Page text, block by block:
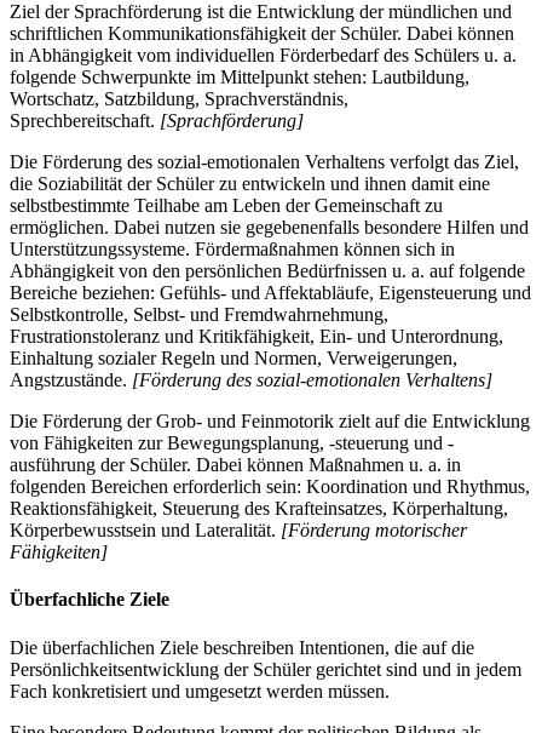
Ziel der Sprachförderung ist die Entwicklung der mündlichen und
schriftlichen Kommunikationsfähigkeit der Schüler. Dabei können
in Abhängigkeit vom individuellen Förderbedarf des Schülers u. a.
folgende Schwerpunkte im Mittelpunkt stehen: Lautbildung,
Wortschatz, Satzbildung, Sprachverständnis,
Sprechbereitschaft. [Sprachförderung]
Die Förderung des sozial-emotionalen Verhaltens verfolgt das Ziel,
die Soziabilität der Schüler zu entwickeln und ihnen damit eine
selbstbestimmte Teilhabe am Leben der Gemeinschaft zu
ermöglichen. Dabei nutzen sie gegebenenfalls besondere Hilfen und
Unterstützungssysteme. Fördermaßnahmen können sich in
Abhängigkeit von den persönlichen Bedürfnissen u. a. auf folgende
Bereiche beziehen: Gefühls- und Affektabläufe, Eigensteuerung und
Selbstkontrolle, Selbst- und Fremdwahrnehmung,
Frustrationstoleranz und Kritikfähigkeit, Ein- und Unterordnung,
Einhaltung sozialer Regeln und Normen, Verweigerungen,
Angstzustände. [Förderung des sozial-emotionalen Verhaltens]
Die Förderung der Grob- und Feinmotorik zielt auf die Entwicklung
von Fähigkeiten zur Bewegungsplanung, -steuerung und -
ausführung der Schüler. Dabei können Maßnahmen u. a. in
folgenden Bereichen erforderlich sein: Koordination und Rhythmus,
Reaktionsfähigkeit, Steuerung des Krafteinsatzes, Körperhaltung,
Körperbewusstsein und Lateralität. [Förderung motorischer
Fähigkeiten]
Überfachliche Ziele
Die überfachlichen Ziele beschreiben Intentionen, die auf die
Persönlichkeitsentwicklung der Schüler gerichtet sind und in jedem
Fach konkretisiert und umgesetzt werden müssen.